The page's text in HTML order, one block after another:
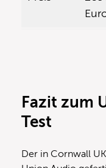
Fazit zum
Test
Der in Cornwall